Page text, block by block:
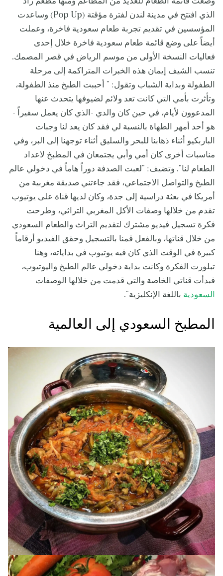
الذي افتتح في مدينة لندن لفترة مؤقتة (Pop Up) وساعدت
المؤسسين في تقديم تجربة طعام سعودية فاخرة، وعملت
أيضاً على وضع قائمة طعام سعودية فاخرة خلال إحدى
فعاليات النسخة الأولى من موسم الرياض في قصر المصمك.
تنسب الشيف إيمان هذه الخبرات المتراكمة إلى مرحلة
الطفولة وبداية الشباب وتقول: " أحببت الطبخ منذ الطفولة،
وتأثرت بأمي التي كانت تعد ولائم لضيوفها يتحدث عنها
المدعوون لأيام، في حين كان والدي -الذي كان يعمل سفيراً -
هو أحد أمهر الطهاة بالنسبة لي فقد كان يعد لنا وجبات
الباربكيو أثناء ذهابنا للبحر والسليق أثناء توجهنا إلى البر، وفي
مناسبات أخرى كان أمي وأبي يجتمعان في المطبخ لاعداد
الطعام لنا". وتضيف: "لعبت الصدفة دوراً هاماً في دخولي عالم
الطبخ والتواصل الاجتماعي، فقد جاءتني صديقة مغربية من
أمريكا في بعثة دراسية إلى جدة، وكان لديها قناة على يوتيوب
تقدم من خلالها وصفات الأكل المغربي التراثي، وطرحت
فكرة تسجيل فيديو مشترك لتقديم التراث والطعام السعودي
من خلال قناتها، وبالفعل قمنا بالتسجيل وحقق الفيديو أرقاماً
كبيرة في الوقت الذي كان فيه يوتيوب في بداياته، وهنا
تبلورت الفكرة وكانت بداية دخولي عالم الطبخ واليوتيوب،
فبدأت قناتي الخاصة والتي قدمت من خلالها الوصفات
السعودية باللغة الإنكليزية".
المطبخ السعودي إلى العالمية